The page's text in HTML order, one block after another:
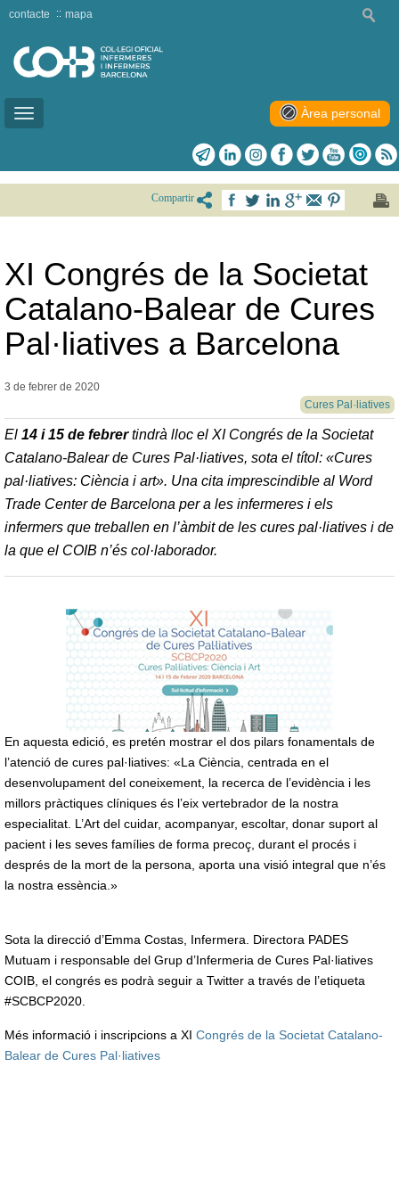
Toggle
contacte mapa
Àrea personal
Compartir
XI Congrés de la Societat
Catalano-Balear de Cures
Pal·liatives a Barcelona
3 de febrer de 2020
Cures Pal·liatives
El 14 i 15 de febrertindrà lloc el XI Congrés de la Societat
Catalano-Balear de Cures Pal·liatives, sota el títol: «Cures
pal·liatives: Ciència i art». Una cita imprescindible al Word
Trade Center de Barcelona per a les infermeres i els
infermers que treballen en l’àmbit de les cures pal·liatives i de
la que el COIB n’és col·laborador.
En aquesta edició, es pretén mostrar el dos pilars fonamentals de
l’atenció de cures pal·liatives: «La Ciència, centrada en el
desenvolupament del coneixement, la recerca de l’evidència i les
millors pràctiques clíniques és l’eix vertebrador de la nostra
especialitat. L’Art del cuidar, acompanyar, escoltar, donar suport al
pacient i les seves famílies de forma precoç, durant el procés i
després de la mort de la persona, aporta una visió integral que n’és
la nostra essència.»
Sota la direcció d’Emma Costas, Infermera. Directora PADES
Mutuam i responsable del Grup d’Infermeria de Cures Pal·liatives
COIB, el congrés es podrà seguir a Twitter a través de l’etiqueta
#SCBCP2020.
Més informació i inscripcions a XI Congrés de la Societat Catalano-
Balear de Cures Pal·liatives